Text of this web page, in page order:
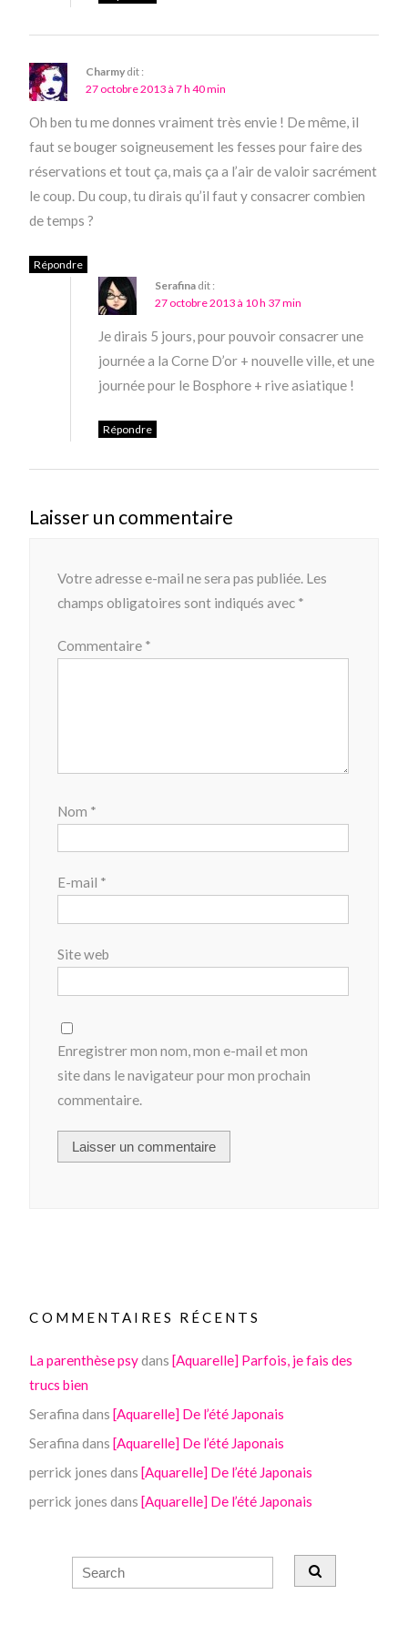
Charmy dit :
27 octobre 2013 à 7 h 40 min
Oh ben tu me donnes vraiment très envie ! De même, il
faut se bouger soigneusement les fesses pour faire des
réservations et tout ça, mais ça a l’air de valoir sacrément
le coup. Du coup, tu dirais qu’il faut y consacrer combien
de temps ?
Répondre
Serafina dit :
27 octobre 2013 à 10 h 37 min
Je dirais 5 jours, pour pouvoir consacrer une
journée a la Corne D’or + nouvelle ville, et une
journée pour le Bosphore + rive asiatique !
Répondre
Laisser un commentaire
Votre adresse e-mail ne sera pas publiée. Les
champs obligatoires sont indiqués avec *
Commentaire *
Nom *
E-mail *
Site web
Enregistrer mon nom, mon e-mail et mon
site dans le navigateur pour mon prochain
commentaire.
COMMENTAIRES RÉCENTS
La parenthèse psydans[Aquarelle] Parfois, je fais des
trucs bien
Serafina dans[Aquarelle] De l’été Japonais
Serafina dans[Aquarelle] De l’été Japonais
perrick jones dans[Aquarelle] De l’été Japonais
perrick jones dans[Aquarelle] De l’été Japonais